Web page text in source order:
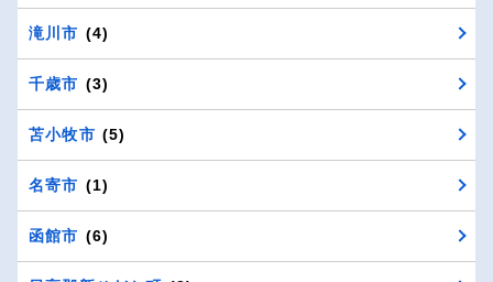
滝川市 (4)
千歳市 (3)
苫小牧市 (5)
名寄市 (1)
函館市 (6)